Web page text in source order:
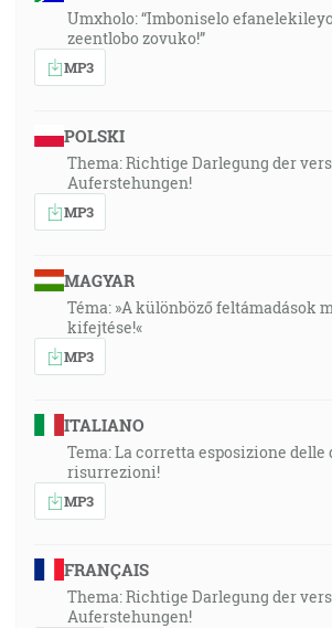
Umxholo: “Imboniselo
zeentlobo zovuko!”
MP3
POLSKI
Thema: Richtige Darlegung der
Auferstehungen!
MP3
MAGYAR
Téma: »A különböző feltámadások
kifejtése!«
MP3
ITALIANO
Tema: La corretta esposizione delle
risurrezioni!
MP3
FRANÇAIS
Thema: Richtige Darlegung der
Auferstehungen!